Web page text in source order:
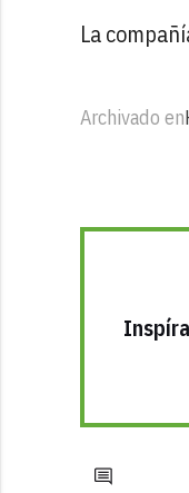
La
Archivado en